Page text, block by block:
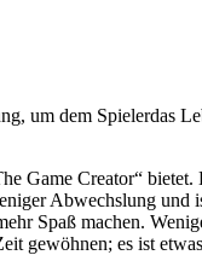
um dem Spielerdas
Game Creator“
Abwechslung
Spaß machen.
gewöhnen; es ist